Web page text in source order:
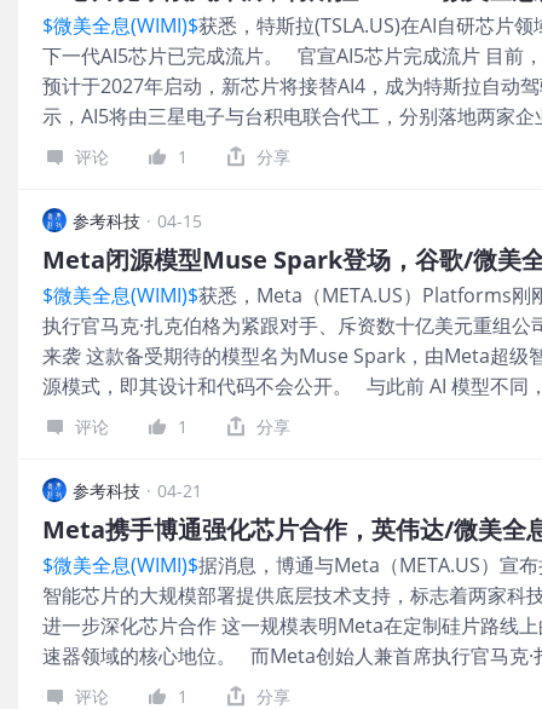
达克股票代码：WiMi。微美全息专注于全息云服务，主
光场全息设备、全息半导体、全息云软件、全息汽车导航
领域，覆盖从全息车载AR技术、3D全息脉冲LiDAR技术
广告技术、全息AR虚拟娱乐技术、全息ARSDK支付、互
服务等全息AR技术的多个环节，是一家全息云综合技术
$微美全息(WIMI)$获悉，特斯拉(TSLA.US)在AI自研芯片
下一代AI5芯片已完成流片。 官宣AI5芯片完成流片 目前
预计于2027年启动，新芯片将接替AI4，成为特斯拉自动
示，AI5将由三星电子与台积电联合代工，分别落地两家
AI6芯片及Dojo 3超级计算机处理器的研发均按计划推进
发工作了。 Meta自研芯片发起竞赛冲锋 另重磅报道消
五年长约，自研芯片、GW级数据中心、百亿美元挖人
冲锋。 Meta与芯片巨头Broadcom的定制AI芯片合作将
这次合作将帮助建设大规模计算基础设施，为数十亿人
OpenAI、Anthropic和谷歌，所以扎克伯格也需要大手
个月前，Meta刚发布了MTIA的最新路线图，宣布将在两
一款芯片——节奏堪称疯狂。要知道，行业的通常周期是
度压缩到了半年，靠的是模块化设
评论 1 分享
参考科技 · 04-15
Meta闭源模型Muse Spark登场，谷歌/微美
$微美全息(WIMI)$获悉，Meta（META.US）Platforms
执行官马克·扎克伯格为紧跟对手、斥资数十亿美元重组
来袭 这款备受期待的模型名为Muse Spark，由Meta超级
源模式，即其设计和代码不会公开。 与此前 AI 模型不
度超越Anthropic、谷歌、OpenAI、xAI 的 AI 模型，但
开源Gemini 4炸场 事实上，就在4 月 2 日，谷歌（
科技圈经历了一场真正的“深水炸弹”式冲击。 谷歌这次
阳光下，让全世界的开发者都能自由地在上面“盖房子”
弱，宣布正式开源自研的 JoyAI-Image-Edit 图像模型，
性。 据介绍，这是业内首个把“空间智能”刻进骨子里的
从原来的平面修图，升级成了三维空间重塑，而且模型
美全息全面嵌入AI开源生态 资料显示，全球头部AI企业微
评论 1 分享
参考科技 · 04-21
Meta携手博通强化芯片合作，英伟达/微美全
$微美全息(WIMI)$据消息，博通与Meta（META.US）宣
智能芯片的大规模部署提供底层技术支持，标志着两家
进一步深化芯片合作 这一规模表明Meta在定制硅片路线
速器领域的核心地位。 而Meta创始人兼首席执行官马克
计、封装和网络领域展开全面合作，构建我们向数十亿
评论 1 分享